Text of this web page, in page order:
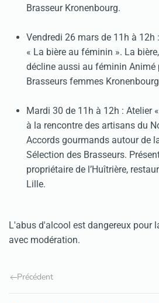
Brasseur Kronenbourg.
Vendredi 26 mars de 11h à 12h
« La bière au féminin ». La
décline aussi au féminin Animé
Brasseurs femmes
Mardi 30 de 11h à 12h : Atelier
à la rencontre des artisans du
Accords gourmands autour de
Sélection des Brasseurs.
propriétaire de l’Huîtrière,
Lille.
L'abus d'alcool est dangereux pour
avec modération.
Précédent